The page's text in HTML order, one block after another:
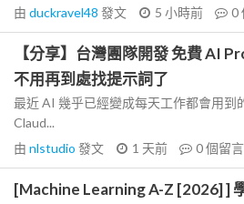
由 duckravel48 發文 5 小時前 0
【分享】台灣團隊開發 免費 AI
不用再到處找提示詞了
最近 AI 幾乎已經變成每天工作都會用到
Claud...
由 nlstudio 發文 1 天前 0個留言
[Machine Learning A-Z [2026] ]